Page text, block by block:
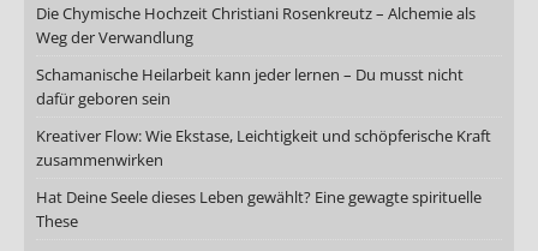
Die Chymische Hochzeit Christiani Rosenkreutz – Alchemie als
Weg der Verwandlung
Schamanische Heilarbeit kann jeder lernen – Du musst nicht
dafür geboren sein
Kreativer Flow: Wie Ekstase, Leichtigkeit und schöpferische Kraft
zusammenwirken
Hat Deine Seele dieses Leben gewählt? Eine gewagte spirituelle
These